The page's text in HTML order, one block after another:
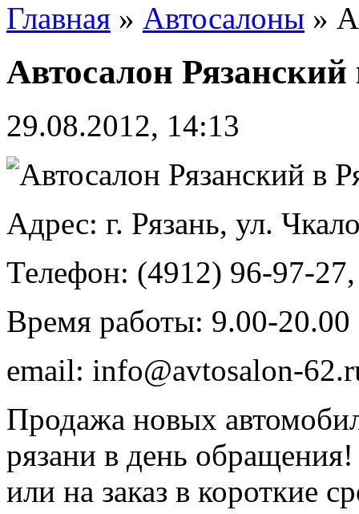
Главная » Автосалоны »
Автосалон Рязанский
29.08.2012, 14:13
Адрес: г. Рязань, ул.
Телефон: (4912) 96-97-
Время работы: 9.00-20.00
email: info@avtosalon-
Продажа новых
рязани в день
или на заказ в короткие